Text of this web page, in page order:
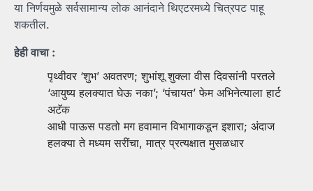
या निर्णयमुळे सर्वसामान्य लोक आनंदाने थिएटरमध्ये चित्रपट पाहू
शकतील.
हेही वाचा :
पृथ्वीवर ‘शुभ’ अवतरण; शुभांशू शुक्ला वीस दिवसांनी परतले
‘आयुष्य हलक्यात घेऊ नका’; ‘पंचायत’ फेम अभिनेत्याला हार्ट
अटॅक
आधी पाऊस पडतो मग हवामान विभागाकडून इशारा; अंदाज
हलक्या ते मध्यम सरींचा, मात्र प्रत्यक्षात मुसळधार